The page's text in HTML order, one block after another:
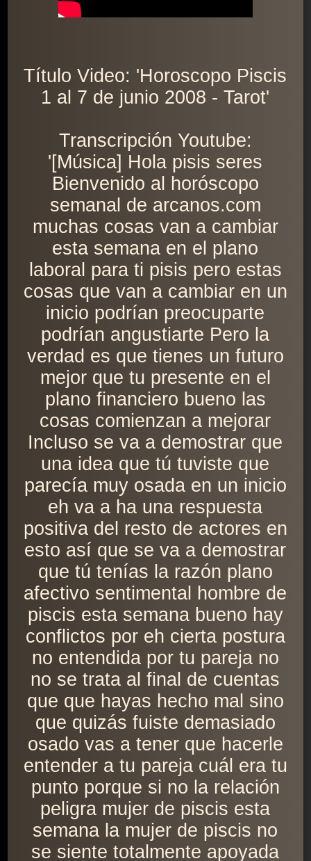
Título Video: 'Horoscopo Piscis
1 al 7 de junio 2008 - Tarot'
Transcripción Youtube:
'[Música] Hola pisis seres
Bienvenido al horóscopo
semanal de arcanos.com
muchas cosas van a cambiar
esta semana en el plano
laboral para ti pisis pero estas
cosas que van a cambiar en un
inicio podrían preocuparte
podrían angustiarte Pero la
verdad es que tienes un futuro
mejor que tu presente en el
plano financiero bueno las
cosas comienzan a mejorar
Incluso se va a demostrar que
una idea que tú tuviste que
parecía muy osada en un inicio
eh va a ha una respuesta
positiva del resto de actores en
esto así que se va a demostrar
que tú tenías la razón plano
afectivo sentimental hombre de
piscis esta semana bueno hay
conflictos por eh cierta postura
no entendida por tu pareja no
no se trata al final de cuentas
que que hayas hecho mal sino
que quizás fuiste demasiado
osado vas a tener que hacerle
entender a tu pareja cuál era tu
punto porque si no la relación
peligra mujer de piscis esta
semana la mujer de piscis no
se siente totalmente apoyada